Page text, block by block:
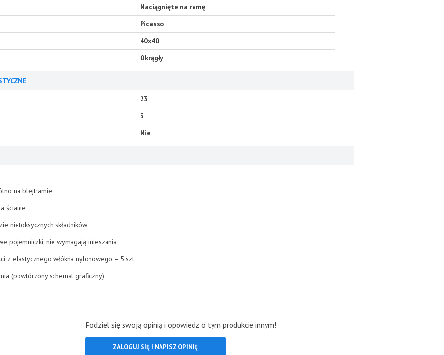
Naciągnięte na ramę
Picasso
40x40
Okrągły
23
3
Nie
na blejtramie
ścianie
nietoksycznych składników
pojemniczki, nie wymagają mieszania
z elastycznego włókna nylonowego – 5 szt.
(powtórzony schemat graficzny)
Podziel się swoją opinią i opowiedz o tym produkcie innym!
ZALOGUJ SIĘ I NAPISZ OPINIĘ